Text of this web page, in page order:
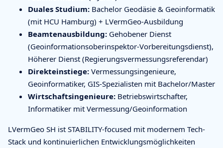
Duales Studium: Bachelor Geodäsie & Geoinformatik
(mit HCU Hamburg) + LVermGeo-Ausbildung
Beamtenausbildung: Gehobener Dienst
(Geoinformationsoberinspektor-Vorbereitungsdienst),
Höherer Dienst (Regierungsvermessungsreferendar)
Direkteinstiege: Vermessungsingenieure,
Geoinformatiker, GIS-Spezialisten mit Bachelor/Master
Wirtschaftsingenieure: Betriebswirtschafter,
Informatiker mit Vermessung/Geoinformation
LVermGeo SH ist STABILITY-focused mit modernem Tech-
Stack und kontinuierlichen Entwicklungsmöglichkeiten